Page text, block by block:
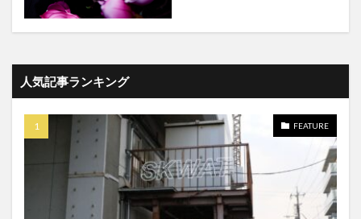
人気記事ランキング
FEATURE